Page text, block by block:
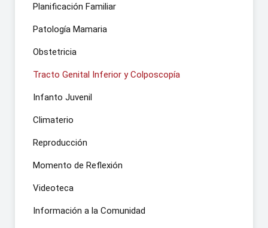
Planificación Familiar
Patología Mamaria
Obstetricia
Tracto Genital Inferior y Colposcopía
Infanto Juvenil
Climaterio
Reproducción
Momento de Reflexión
Videoteca
Información a la Comunidad